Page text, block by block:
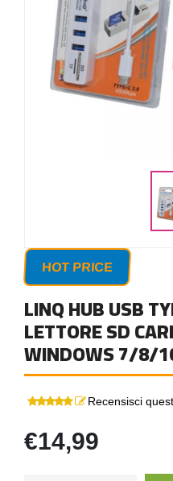
HOT PRICE
LINQ HUB USB
LETTORE SD
WINDOWS 7/8/
Recensisci
€14,99